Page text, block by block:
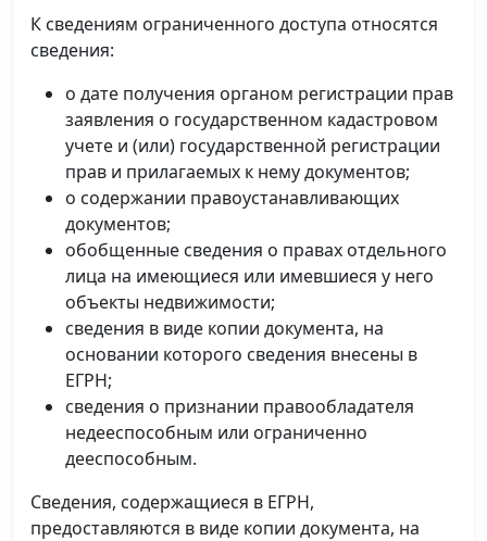
К сведениям ограниченного доступа относятся
сведения:
о дате получения органом регистрации прав
заявления о государственном кадастровом
учете и (или) государственной регистрации
прав и прилагаемых к нему документов;
о содержании правоустанавливающих
документов;
обобщенные сведения о правах отдельного
лица на имеющиеся или имевшиеся у него
объекты недвижимости;
сведения в виде копии документа, на
основании которого сведения внесены в
ЕГРН;
сведения о признании правообладателя
недееспособным или ограниченно
дееспособным.
Сведения, содержащиеся в ЕГРН,
предоставляются в виде копии документа, на